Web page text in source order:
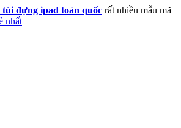
túi đựng ipad toàn quốcrất nhiều mẫu mã